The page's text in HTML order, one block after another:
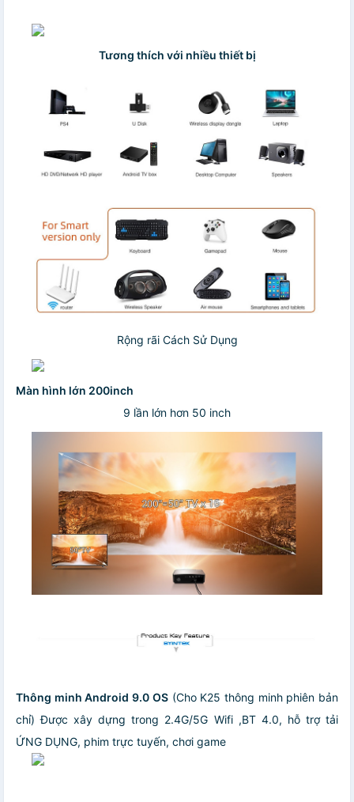
Tương thích với nhiều thiết bị
Rộng rãi Cách Sử Dụng
Màn hình lớn 200inch
9 lần lớn hơn 50 inch
Thông minh Android 9.0 OS (Cho K25 thông minh phiên bản
chỉ) Được xây dựng trong 2.4G/5G Wifi ,BT 4.0, hỗ trợ tải
ỨNG DỤNG, phim trực tuyến, chơi game